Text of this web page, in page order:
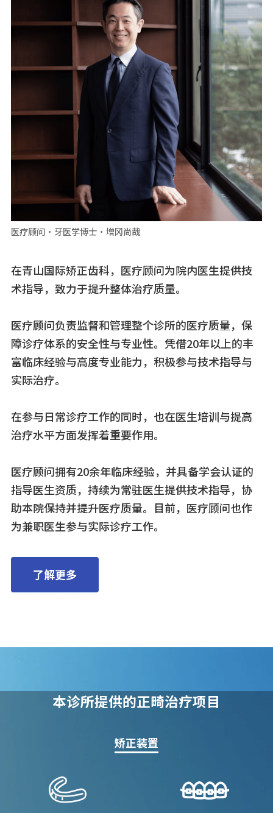
医疗顾问・牙医学博士・增冈尚哉
在青山国际矫正齿科，医疗顾问为院内医生提供技
术指导，致力于提升整体治疗质量。
医疗顾问负责监督和管理整个诊所的医疗质量，保
障诊疗体系的安全性与专业性。凭借20年以上的丰
富临床经验与高度专业能力，积极参与技术指导与
实际治疗。
在参与日常诊疗工作的同时，也在医生培训与提高
治疗水平方面发挥着重要作用。
医疗顾问拥有20余年临床经验，并具备学会认证的
指导医生资质，持续为常驻医生提供技术指导，协
助本院保持并提升医疗质量。目前，医疗顾问也作
为兼职医生参与实际诊疗工作。
了解更多
本诊所提供的正畸治疗项目
矫正装置